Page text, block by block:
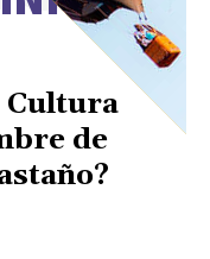
Cultura
de